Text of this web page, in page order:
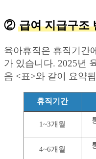
② 급여 지급구조
육아휴직은 휴직기간
가 있습니다. 2025년
음 <표>와 같이 요약
휴직기간
1~3개월
4~6개월